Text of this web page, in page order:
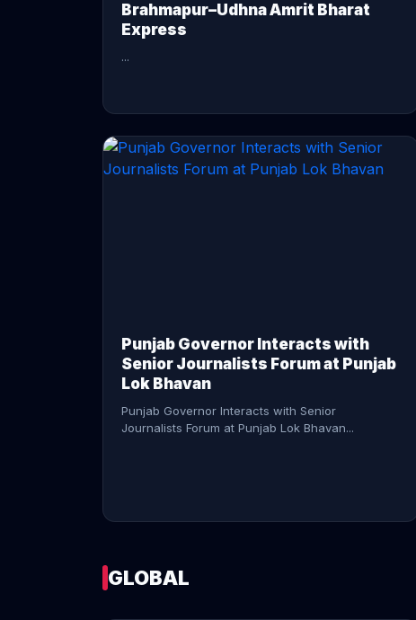
Brahmapur–Udhna Amrit Bharat
Express
...
Punjab Governor Interacts with
Senior Journalists Forum at Punjab
Lok Bhavan
Punjab Governor Interacts with Senior
Journalists Forum at Punjab Lok Bhavan...
GLOBAL